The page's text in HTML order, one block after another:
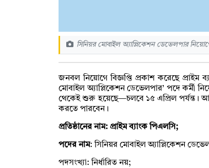
সিনিয়র মোবাইল অ্যাপ্লিকেশন ডেভেলপার
জনবল নিয়োগে বিজ্ঞপ্তি প্রকাশ করেছে প্রাইম
মোবাইল অ্যাপ্লিকেশন ডেভেলপার’ পদে কর্মী
থেকেই শুরু হয়েছে—চলবে ১৫ এপ্রিল পর্যন্ত।
করতে পারবেন।
প্রতিষ্ঠানের নাম: প্রাইম ব্যাংক পিএলসি;
পদের নাম: সিনিয়র মোবাইল অ্যাপ্লিকেশন
পদসংখ্যা: নির্ধারিত নয়;